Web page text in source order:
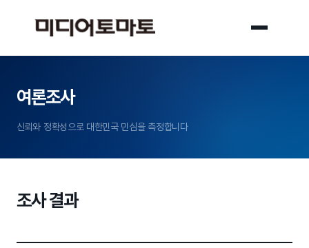
여론조사
신뢰와 정확성으로 대한민국 민심을 측정합니다
조사 결과